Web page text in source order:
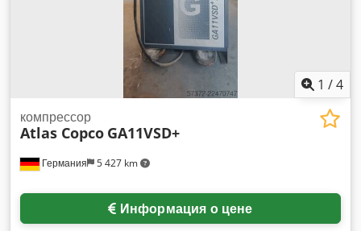
1 /4
Германия 5 427 km
компрессор
Atlas Copco GA11VSD+
Информация о цене